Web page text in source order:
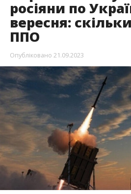
росіяни по
вересня:
ППО
Опубліковано 21.09.2023